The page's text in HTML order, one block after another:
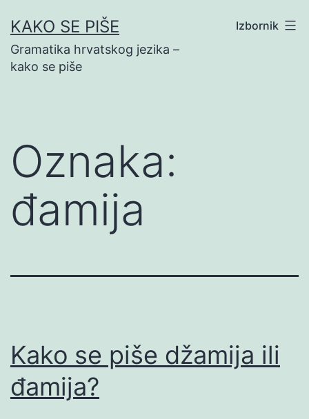
na
sadržaj
KAKO SE PIŠE
Gramatika hrvatskog jezika –
kako se piše
Izbornik
Oznaka:
đamija
Kako se piše džamija ili
đamija?